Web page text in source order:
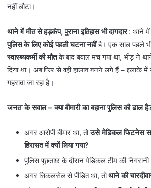
नहीं लौटा।
थाने में मौत से हड़कंप, पुराना इतिहास भी दागदार: थाने में
पुलिस के लिए कोई पहली घटना नहींहै। एक साल पहले
स्वास्थ्यकर्मी की मौतके बाद बवाल मच गया था, भीड़ ने
दिया था। अब फिर से वही हालात बनने लगे हैं – इलाके में
गहराता जा रहा है।
जनता के सवाल – क्या बीमारी का बहाना पुलिस की ढाल
अगर आरोपी बीमार था, तोउसे मेडिकल फिटनेस
हिरासत में क्यों लिया गया?
पुलिस पूछताछ के दौरान मेडिकल टीम की निगरानी
अगर सिकलसेल से पीड़ित था, तोथाने की